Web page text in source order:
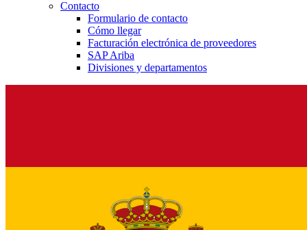
Contacto
Formulario de contacto
Cómo llegar
Facturación electrónica de proveedores
SAP Ariba
Divisiones y departamentos